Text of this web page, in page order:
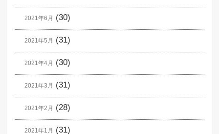
2021年6月 (30)
2021年5月 (31)
2021年4月 (30)
2021年3月 (31)
2021年2月 (28)
2021年1月 (31)